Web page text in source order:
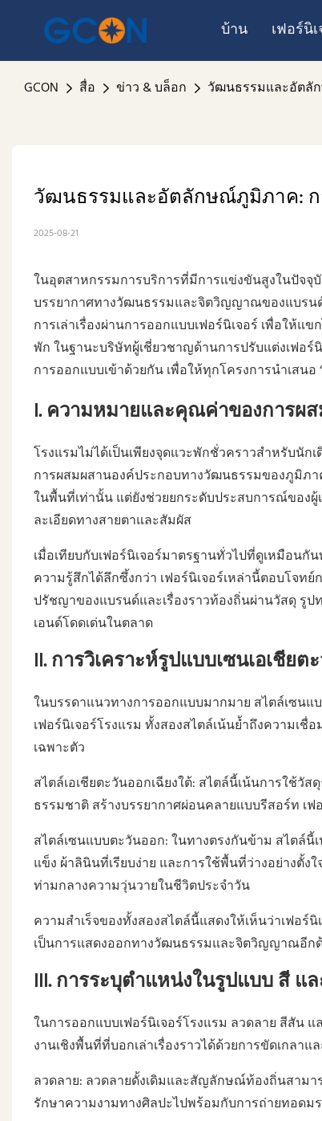
บ้าน เฟอร์นิ
GCON สื่อ ข่าว & บล็อก วัฒนธรรมและอัตลัก
วัฒนธรรมและอัตลักษณ์ภูมิภาค: กา
2025-08-21
ในอุตสาหกรรมการบริการที่มีการแข่งขันสูงในปัจจุ
บรรยากาศทางวัฒนธรรมและจิตวิญญาณของแบรน
การเล่าเรื่องผ่านการออกแบบเฟอร์นิเจอร์ เพื่อให้
พัก ในฐานะบริษัทผู้เชี่ยวชาญด้านการปรับแต่งเฟอร์
การออกแบบเข้าด้วยกัน เพื่อให้ทุกโครงการนำเสนอ
I. ความหมายและคุณค่าของการผ
โรงแรมไม่ได้เป็นเพียงจุดแวะพักชั่วคราวสำหรับนั
การผสมผสานองค์ประกอบทางวัฒนธรรมของภูมิภา
ในพื้นที่เท่านั้น แต่ยังช่วยยกระดับประสบการณ์ของ
ละเอียดทางสายตาและสัมผัส
เมื่อเทียบกับเฟอร์นิเจอร์มาตรฐานทั่วไปที่ดูเหมือน
ความรู้สึกได้ลึกซึ้งกว่า เฟอร์นิเจอร์เหล่านี้ตอบโจทย์
ปรัชญาของแบรนด์และเรื่องราวท้องถิ่นผ่านวัสดุ รู
เอนด์โดดเด่นในตลาด
II. การวิเคราะห์รูปแบบเซนเอเชีย
ในบรรดาแนวทางการออกแบบมากมาย สไตล์เซนแ
เฟอร์นิเจอร์โรงแรม ทั้งสองสไตล์เน้นย้ำถึงความ
เฉพาะตัว
สไตล์เอเชียตะวันออกเฉียงใต้: สไตล์นี้เน้นการใช้
ธรรมชาติ สร้างบรรยากาศผ่อนคลายแบบรีสอร์ท เ
สไตล์เซนแบบตะวันออก: ในทางตรงกันข้าม สไตล์นี้
แข็ง ผ้าลินินที่เรียบง่าย และการใช้พื้นที่ว่างอย่างตั้
ท่ามกลางความวุ่นวายในชีวิตประจำวัน
ความสำเร็จของทั้งสองสไตล์นี้แสดงให้เห็นว่าเฟอร์
เป็นการแสดงออกทางวัฒนธรรมและจิตวิญญาณอีก
III. การระบุตำแหน่งในรูปแบบ สี แ
ในการออกแบบเฟอร์นิเจอร์โรงแรม ลวดลาย สีสั
งานเชิงพื้นที่ที่บอกเล่าเรื่องราวได้ด้วยการขัดเกลา
ลวดลาย: ลวดลายดั้งเดิมและสัญลักษณ์ท้องถิ่นสามา
รักษาความงามทางศิลปะไปพร้อมกับการถ่ายทอดม